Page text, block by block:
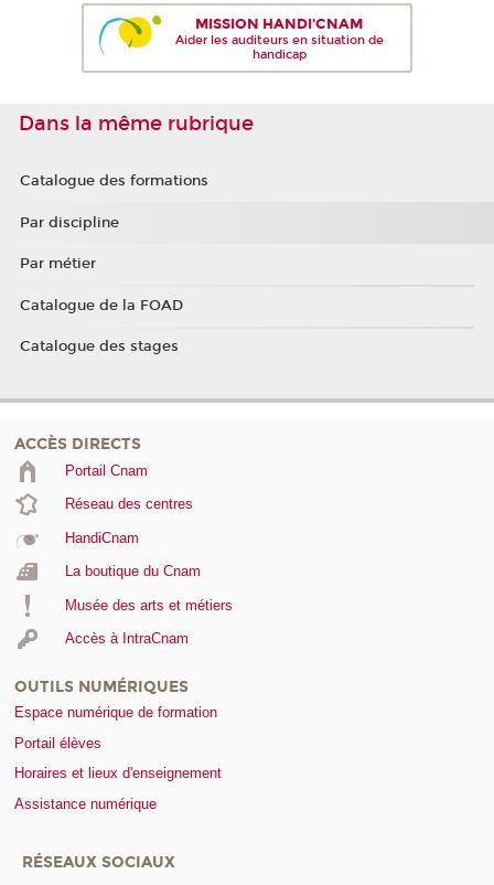
MISSION HANDI'CNAM
Aider les auditeurs en situation de
handicap
Dans la même rubrique
Catalogue des formations
Par discipline
Par métier
Catalogue de la FOAD
Catalogue des stages
ACCÈS DIRECTS
Portail Cnam
Réseau des centres
HandiCnam
La boutique du Cnam
Musée des arts et métiers
Accès à IntraCnam
OUTILS NUMÉRIQUES
Espace numérique de formation
Portail élèves
Horaires et lieux d'enseignement
Assistance numérique
RÉSEAUX SOCIAUX